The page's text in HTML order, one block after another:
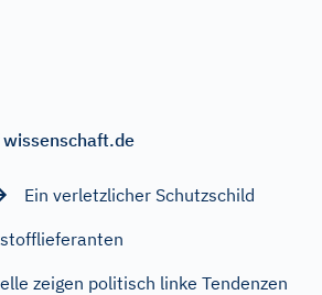
Ein verletzlicher Schutzschild
zeigen politisch linke Tendenzen